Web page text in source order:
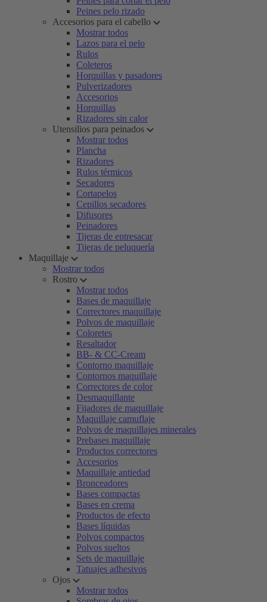
Peines pelo rizado
Accesorios para el cabello
Mostrar todos
Lazos para el pelo
Rulos
Coleteros
Horquillas y pasadores
Pulverizadores
Accesorios
Horquillas
Rizadores sin calor
Utensilios para peinados
Mostrar todos
Plancha
Rizadores
Rulos térmicos
Secadores
Cortapelos
Cepillos secadores
Difusores
Peinadores
Tijeras de entresacar
Tijeras de peluquería
Maquillaje
Mostrar todos
Rostro
Mostrar todos
Bases de maquillaje
Correctores maquillaje
Polvos de maquillaje
Coloretes
Resaltador
BB- & CC-Cream
Contorno maquillaje
Contornos maquillaje
Correctores de color
Desmaquillante
Fijadores de maquillaje
Maquillaje camuflaje
Polvos de maquillajes minerales
Prebases maquillaje
Productos correctores
Accesorios
Maquillaje antiedad
Bronceadores
Bases compactas
Bases en crema
Productos de efecto
Bases líquidas
Polvos compactos
Polvos sueltos
Sets de maquillaje
Tatuajes adhesivos
Ojos
Mostrar todos